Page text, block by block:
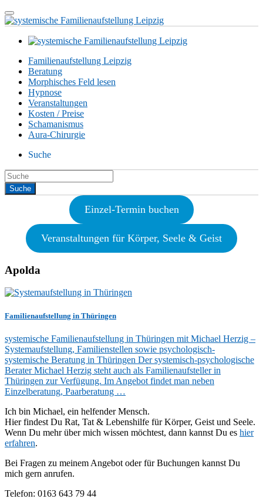
Familienaufstellung Leipzig
Beratung
Morphisches Feld lesen
Hypnose
Veranstaltungen
Kosten / Preise
Schamanismus
Aura-Chirurgie
Suche
Einzel-Termin buchen
Veranstaltungen für Körper, Seele & Geist
Apolda
Familienaufstellung in Thüringen
systemische Familienaufstellung in Thüringen mit Michael Herzig –
Systemaufstellung, Familienstellen sowie psychologisch-
systemische Beratung in Thüringen Der systemisch-psychologische
Berater Michael Herzig steht auch als Familienaufsteller in
Thüringen zur Verfügung. Im Angebot findet man neben
Einzelberatung, Paarberatung …
Ich bin Michael, ein helfender Mensch.
Hier findest Du Rat, Tat & Lebenshilfe für Körper, Geist und Seele.
Wenn Du mehr über mich wissen möchtest, dann kannst Du es hier
erfahren.
Bei Fragen zu meinem Angebot oder für Buchungen kannst Du
mich gern anrufen.
Telefon: 0163 643 79 44